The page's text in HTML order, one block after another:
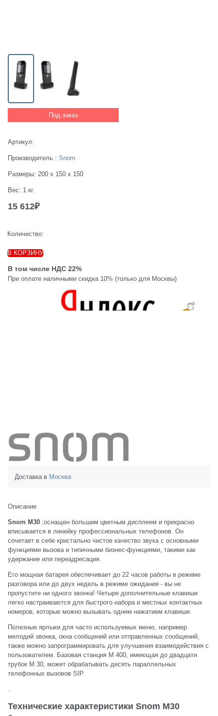
Под заказ
Артикул:
Производитель : Snom
Размеры: 200 x 150 x 150
Вес: 1 кг.
15 612₽
Количество:
В КОРЗИНУ
В том числе НДС 22%
При оплате наличными скидка 10% (только для Москвы)
Доставка в Москва
Описание
Snom M30 ;оснащен большим цветным дисплеем и прекрасно
вписывается в линейку профессиональных телефонов. Он
сочетает в себе кристально чистое качество звука с основными
функциями вызова и типичными бизнес-функциями, такими как
удержание или переадресация.
Его мощная батарея обеспечивает до 22 часов работы в режиме
разговора или до двух недель в режиме ожидания - вы не
пропустите ни одного звонка! Четыре дополнительные клавиши
легко настраиваются для быстрого набора и местных контактных
номеров, которые можно вызывать одним нажатием клавиши.
Полезные ярлыки для часто используемых меню, например
мелодий звонка, окна сообщений или отправленных сообщений,
также можно запрограммировать для улучшения взаимодействия с
пользователем. Базовая станция M 400, имеющая до двадцати
трубок M 30, может обрабатывать десять параллельных
телефонных вызовов SIP.
.
Технические характеристики Snom M30